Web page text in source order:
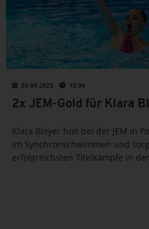
20.09.2023 15:34
2x JEM-Gold für Klara
Klara Bleyer holt bei der JEM in
im Synchronschwimmen und
erfolgreichsten Titelkämpfe in der